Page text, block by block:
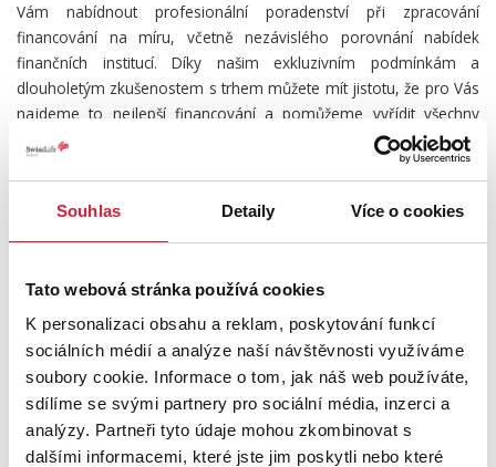
Souhlas Detaily Více o cookies
Tato webová stránka používá cookies
K personalizaci obsahu a reklam, poskytování funkcí
sociálních médií a analýze naší návštěvnosti využíváme
soubory cookie. Informace o tom, jak náš web používáte,
sdílíme se svými partnery pro sociální média, inzerci a
analýzy. Partneři tyto údaje mohou zkombinovat s
dalšími informacemi, které jste jim poskytli nebo které
Vám nabídnout profesionální poradenství při zpracování
financování na míru, včetně nezávislého porovnání nabídek
finančních institucí. Díky našim exkluzivním podmínkám a
dlouholetým zkušenostem s trhem můžete mít jistotu, že pro Vás
najdeme to nejlepší financování a pomůžeme vyřídit všechny
potřebné náležitosti.
Pro více informací kontaktujte makléře.
UMÍSTĚNÍ OBJEKTU
+
−